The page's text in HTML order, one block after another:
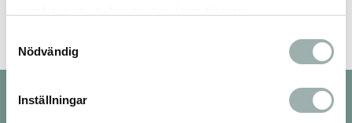
Nödvändig
Inställningar